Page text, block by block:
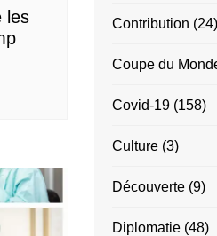
les
Contribution (24)
Coupe du
Covid-19 (158)
Culture (3)
Découverte (9)
Diplomatie (48)